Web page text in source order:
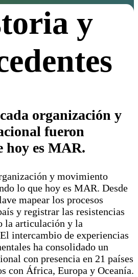
y
organización y
fueron
hoy es MAR.
y movimiento
lo que hoy es MAR. Desde
mapear los procesos
y registrar las resistencias
la articulación y la
intercambio de experiencias
ha consolidado un
con presencia en 21 países
con África, Europa y Oceanía.